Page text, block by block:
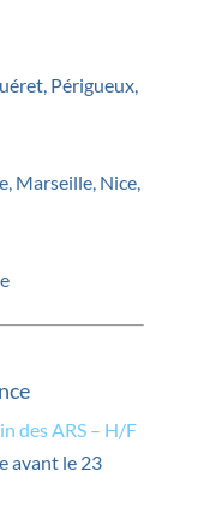
Périgueux,
Marseille, Nice,
des ARS – H/F
avant le 23